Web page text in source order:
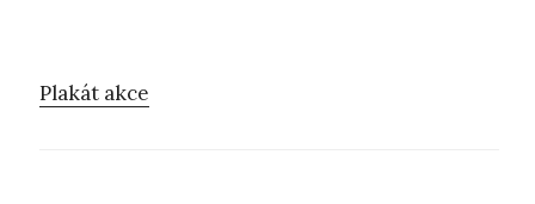
Plakát akce